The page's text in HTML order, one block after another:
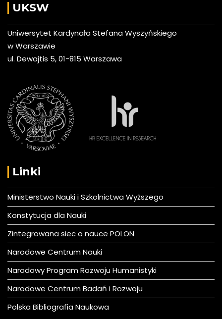
UKSW
Uniwersytet Kardynała Stefana Wyszyńskiego
w Warszawie
ul. Dewajtis 5, 01-815 Warszawa
Linki
Ministerstwo Nauki i Szkolnictwa Wyższego
Konstytucja dla Nauki
Zintegrowana siec o nauce POLON
Narodowe Centrum Nauki
Narodowy Program Rozwoju Humanistyki
Narodowe Centrum Badań i Rozwoju
Polska Bibliografia Naukowa